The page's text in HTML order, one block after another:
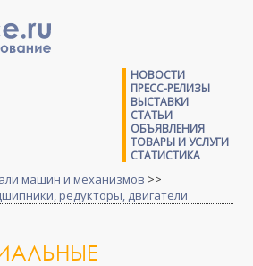
НОВОСТИ
ПРЕСС-РЕЛИЗЫ
ВЫСТАВКИ
СТАТЬИ
ОБЪЯВЛЕНИЯ
ТОВАРЫ И УСЛУГИ
СТАТИСТИКА
машин и механизмов >>
редукторы, двигатели